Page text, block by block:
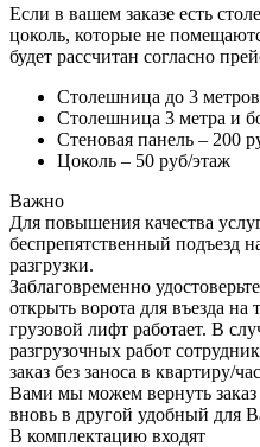
Если в вашем заказе есть
цоколь, которые не
будет рассчитан согласно
Столешница до 3
Столешница 3 метра и
Стеновая панель – 200
Цоколь – 50 руб/этаж
Важно
Для повышения качества
беспрепятственный подъезд
разгрузки.
Заблаговременно
открыть ворота для въезда
грузовой лифт работает. В
разгрузочных работ
заказ без заноса в квартиру/
Вами мы можем вернуть заказ
вновь в другой удобный для
В комплектацию входят